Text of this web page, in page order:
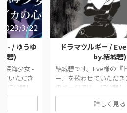
2023/3/22
/ ゆうゆ
碧)
深海少女 -
いただき
に公開し
公式リンク
ドラマツルギー /
by.結城碧)
結城碧です。Eve様の『
ー』を歌わせていただき
のページでは、に公開し
動画の情報や公式リン
ます。 ■ 作品情報詳しく見る